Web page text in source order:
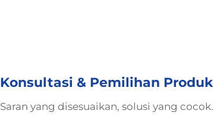
Konsultasi & Pemilihan Produk
Saran yang disesuaikan, solusi yang cocok.